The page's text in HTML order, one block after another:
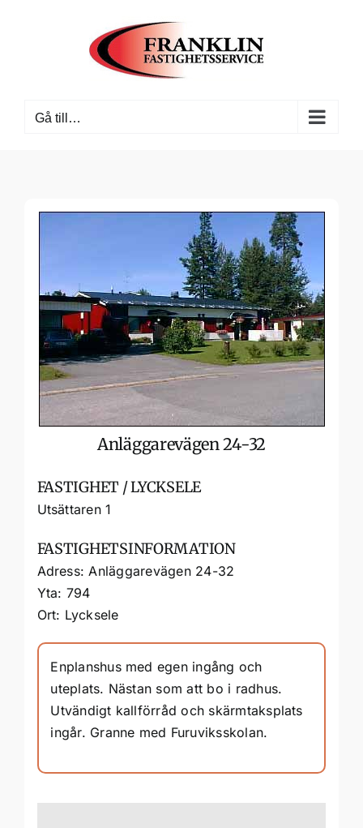
Gå till…
Anläggarevägen 24-32
FASTIGHET / LYCKSELE
Utsättaren 1
FASTIGHETSINFORMATION
Adress: Anläggarevägen 24-32
Yta: 794
Ort: Lycksele
Enplanshus med egen ingång och
uteplats. Nästan som att bo i radhus.
Utvändigt kallförråd och skärmtaksplats
ingår. Granne med Furuviksskolan.